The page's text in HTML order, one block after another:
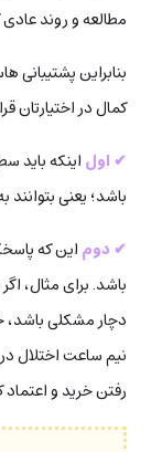
مطالعه و روند
بنابراین
کمال در اختیارتان
✔ اولاینکه باید
باشد؛ یعنی
✔ دوماین که
باشد. برای مثال،
دچار مشکلی باشد،
نیم ساعت اختلال
رفتن خرید و